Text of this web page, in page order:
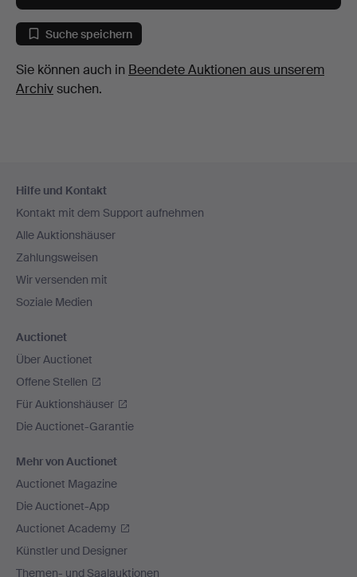
Suche speichern
Sie können auch in Beendete Auktionen aus unserem
Archivsuchen.
Navigation
Hilfe und Kontakt
Kontakt mit dem Support aufnehmen
Alle Auktionshäuser
Zahlungsweisen
Wir versenden mit
Soziale Medien
Auctionet
Über Auctionet
Offene Stellen
Für Auktionshäuser
Die Auctionet-Garantie
Mehr von Auctionet
Auctionet Magazine
Die Auctionet-App
Auctionet Academy
Künstler und Designer
Themen- und Saalauktionen